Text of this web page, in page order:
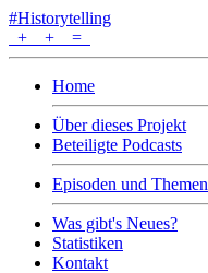
#Historytelling
+
+ =
Home
Über dieses Projekt
Beteiligte Podcasts
Episoden und Themen
Was gibt's Neues?
Statistiken
Kontakt